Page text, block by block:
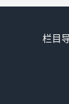
栏目